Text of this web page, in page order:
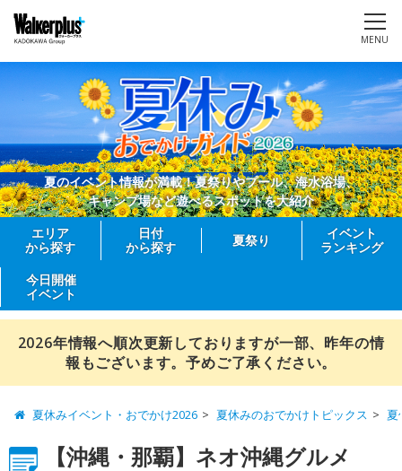
MENU
夏のイベント情報が満載！夏祭りやプール、海水浴場、
キャンプ場など遊べるスポットを大紹介
エリア
から探す
日付
から探す
夏祭り
イベント
ランキング
今日開催
イベント
2026年情報へ順次更新しておりますが一部、昨年の情
報もございます。予めご了承ください。
夏休みイベント・おでかけ2026 夏休みのおでかけトピックス 夏
【沖縄・那覇】ネオ沖縄グルメ